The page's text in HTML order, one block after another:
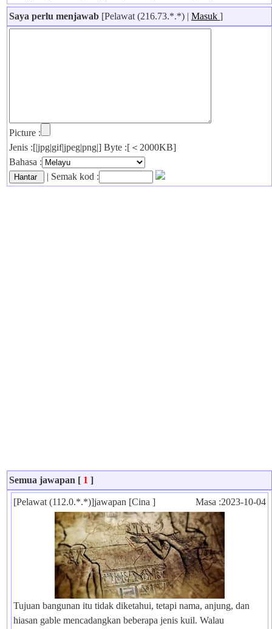
Saya perlu menjawab [Pelawat (216.73.*.*) | Masuk ]
Picture :
Jenis :[|jpg|gif|jpeg|png|] Byte :[＜2000KB]
Bahasa :
| Semak kod :
Semua jawapan [ 1 ]
[Pelawat (112.0.*.*)]jawapan [Cina ] Masa :2023-10-04
Tujuan bangunan itu tidak diketahui, tetapi nama, anjung, dan
hiasan gable mencadangkan beberapa jenis kuil. Walau